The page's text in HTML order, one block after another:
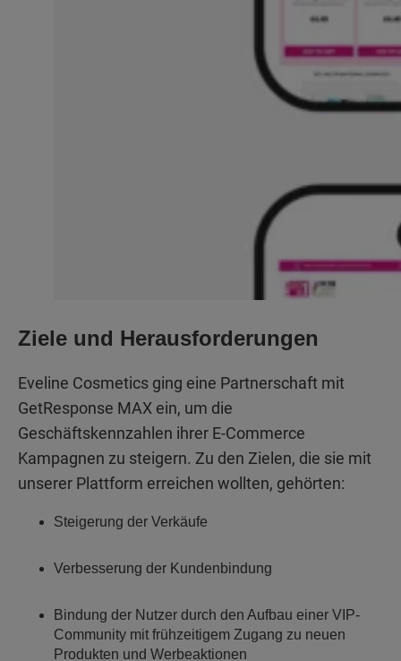
Ziele und Herausforderungen
Eveline Cosmetics ging eine Partnerschaft mit
GetResponse MAX ein, um die
Geschäftskennzahlen ihrer E-Commerce
Kampagnen zu steigern. Zu den Zielen, die sie mit
unserer Plattform erreichen wollten, gehörten:
Steigerung der Verkäufe
Verbesserung der Kundenbindung
Bindung der Nutzer durch den Aufbau einer VIP-
Community mit frühzeitigem Zugang zu neuen
Produkten und Werbeaktionen